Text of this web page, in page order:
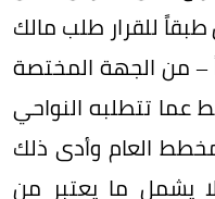
للقرار طلب مالك
– من الجهة المختصة
تتطلبه النواحي
العام وأدى ذلك
33%، كما لا يشمل ما يعتبر من